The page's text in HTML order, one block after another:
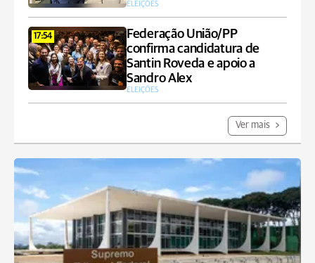
ELEIÇÕES
17:54
Federação União/PP
confirma candidatura de
Santin Roveda e apoio a
Sandro Alex
ELEIÇÕES
Ver mais